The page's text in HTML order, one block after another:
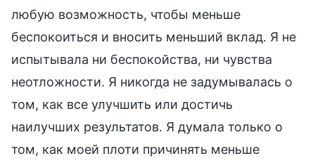
любую возможность, чтобы меньше
беспокоиться и вносить меньший вклад. Я не
испытывала ни беспокойства, ни чувства
неотложности. Я никогда не задумывалась о
том, как все улучшить или достичь
наилучших результатов. Я думала только о
том, как моей плоти причинять меньше